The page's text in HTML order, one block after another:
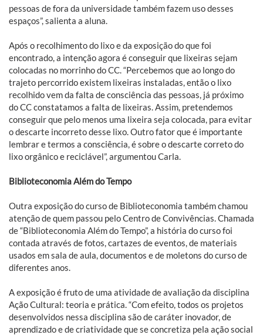
pessoas de fora da universidade também fazem uso desses
espaços”, salienta a aluna.
Após o recolhimento do lixo e da exposição do que foi
encontrado, a intenção agora é conseguir que lixeiras sejam
colocadas no morrinho do CC. “Percebemos que ao longo do
trajeto percorrido existem lixeiras instaladas, então o lixo
recolhido vem da falta de consciência das pessoas, já próximo
do CC constatamos a falta de lixeiras. Assim, pretendemos
conseguir que pelo menos uma lixeira seja colocada, para evitar
o descarte incorreto desse lixo. Outro fator que é importante
lembrar e termos a consciência, é sobre o descarte correto do
lixo orgânico e reciclável”, argumentou Carla.
Biblioteconomia Além do Tempo
Outra exposição do curso de Biblioteconomia também chamou
atenção de quem passou pelo Centro de Convivências. Chamada
de “Biblioteconomia Além do Tempo”, a história do curso foi
contada através de fotos, cartazes de eventos, de materiais
usados em sala de aula, documentos e de moletons do curso de
diferentes anos.
A exposição é fruto de uma atividade de avaliação da disciplina
Ação Cultural: teoria e prática. “Com efeito, todos os projetos
desenvolvidos nessa disciplina são de caráter inovador, de
aprendizado e de criatividade que se concretiza pela ação social